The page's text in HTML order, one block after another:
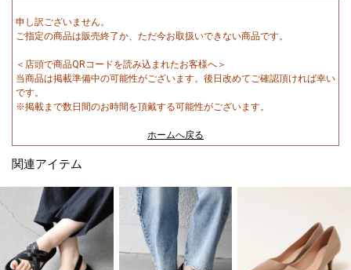
申し訳ございません。
ご指定の商品は販売終了か、ただ今お取扱いできない商品です。
＜店頭で商品QRコードを読み込まれたお客様へ＞
当商品は掲載準備中の可能性がございます。後日改めてご確認頂ければ幸い
です。
※掲載まで数日間のお時間を頂戴する可能性がございます。
ホームへ戻る
関連アイテム